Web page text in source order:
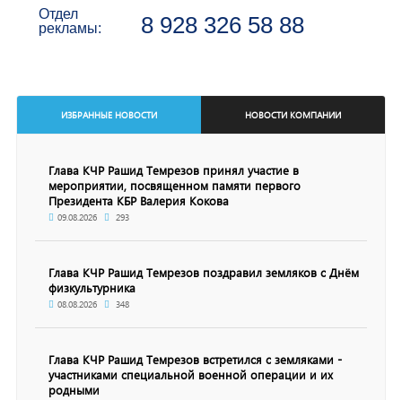
Отдел
рекламы:
8 928 326 58 88
ИЗБРАННЫЕ НОВОСТИ НОВОСТИ КОМПАНИИ
Глава КЧР Рашид Темрезов принял участие в
мероприятии, посвященном памяти первого
Президента КБР Валерия Кокова
09.08.2026 293
Глава КЧР Рашид Темрезов поздравил земляков с Днём
физкультурника
08.08.2026 348
Глава КЧР Рашид Темрезов встретился с земляками -
участниками специальной военной операции и их
родными